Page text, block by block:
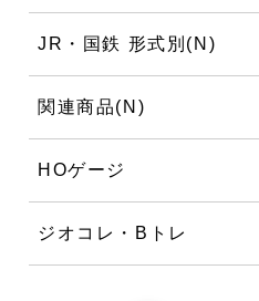
JR・国鉄 形式別(N)
関連商品(N)
HOゲージ
ジオコレ・Bトレ